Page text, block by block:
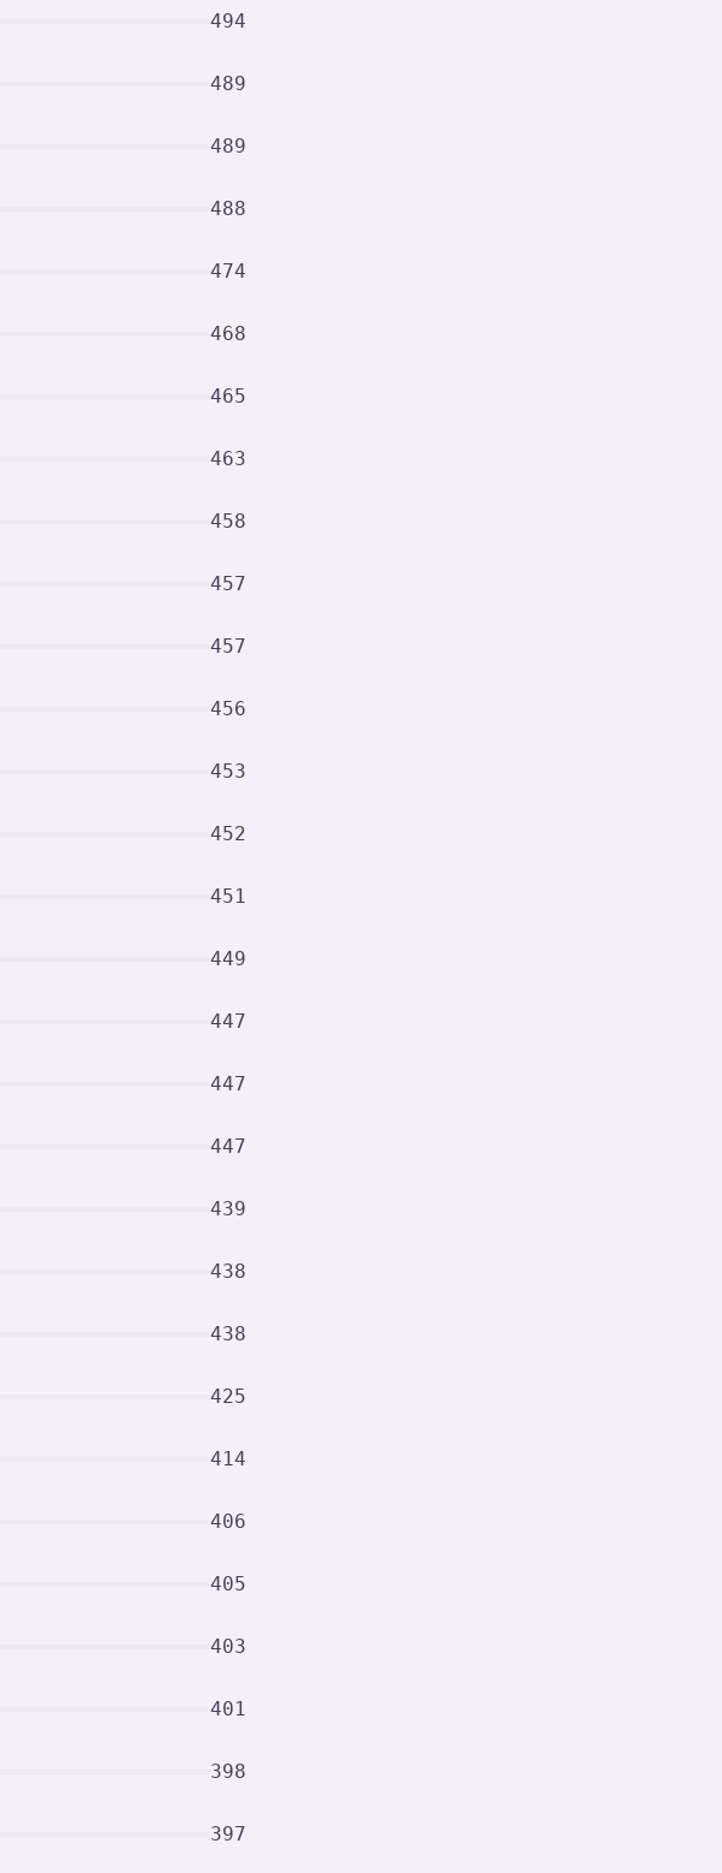
494
489
489
488
474
468
465
463
458
457
457
456
453
452
451
449
447
447
447
439
438
438
425
414
406
405
403
401
398
397